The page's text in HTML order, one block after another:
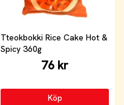
Tteokbokki Rice Cake Hot &
Spicy 360g
76 kr
Köp